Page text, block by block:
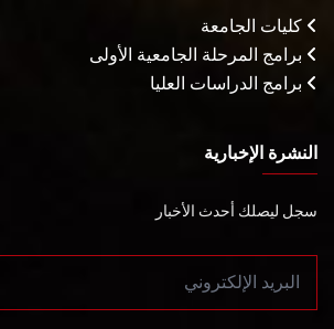
كليات الجامعة
برامج المرحلة الجامعية الأولى
برامج الدراسات العليا
النشرة الإخبارية
سجل ليصلك أحدث الأخبار